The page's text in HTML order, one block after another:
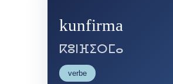
kunfirma
ⴽⵓⵏⴼⵉⵔⵎⴰ
verbe